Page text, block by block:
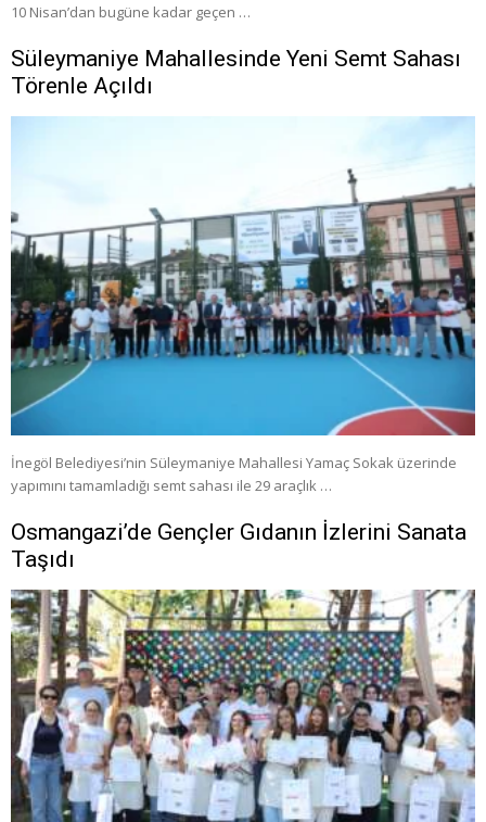
10 Nisan’dan bugüne kadar geçen …
Süleymaniye Mahallesinde Yeni Semt Sahası
Törenle Açıldı
İnegöl Belediyesi’nin Süleymaniye Mahallesi Yamaç Sokak üzerinde
yapımını tamamladığı semt sahası ile 29 araçlık …
Osmangazi’de Gençler Gıdanın İzlerini Sanata
Taşıdı